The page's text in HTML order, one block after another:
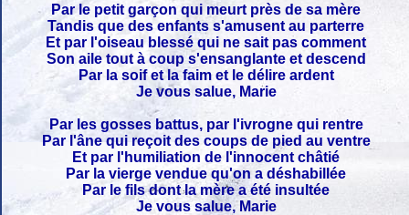
Par le petit garçon qui meurt près de sa mère
Tandis que des enfants s'amusent au parterre
Et par l'oiseau blessé qui ne sait pas comment
Son aile tout à coup s'ensanglante et descend
Par la soif et la faim et le délire ardent
Je vous salue, Marie
Par les gosses battus, par l'ivrogne qui rentre
Par l'âne qui reçoit des coups de pied au ventre
Et par l'humiliation de l'innocent châtié
Par la vierge vendue qu'on a déshabillée
Par le fils dont la mère a été insultée
Je vous salue, Marie